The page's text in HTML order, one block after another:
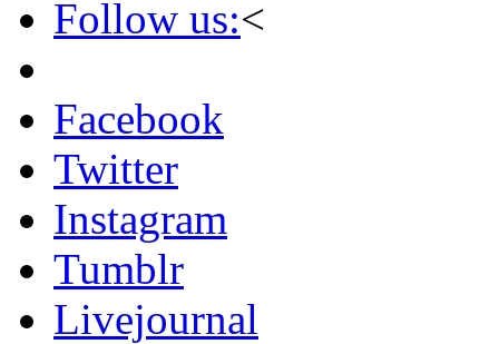
Follow us:<
Facebook
Twitter
Instagram
Tumblr
Livejournal